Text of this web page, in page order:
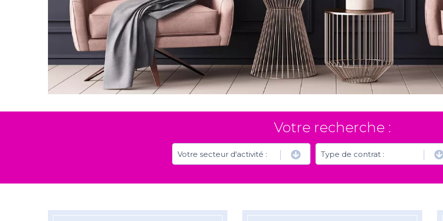
Votre recherche :